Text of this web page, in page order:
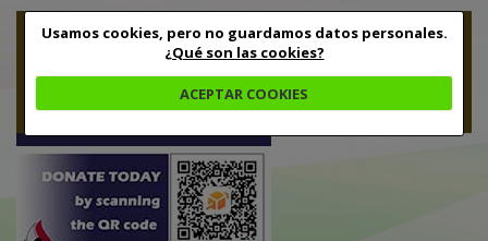
Usamos cookies, pero no guardamos datos personales.
¿Qué son las cookies?
ACEPTAR COOKIES